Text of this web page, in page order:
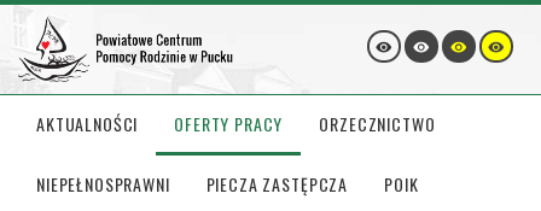
AKTUALNOŚCI OFERTY PRACY ORZECZNICTWO
NIEPEŁNOSPRAWNI PIECZA ZASTĘPCZA POIK